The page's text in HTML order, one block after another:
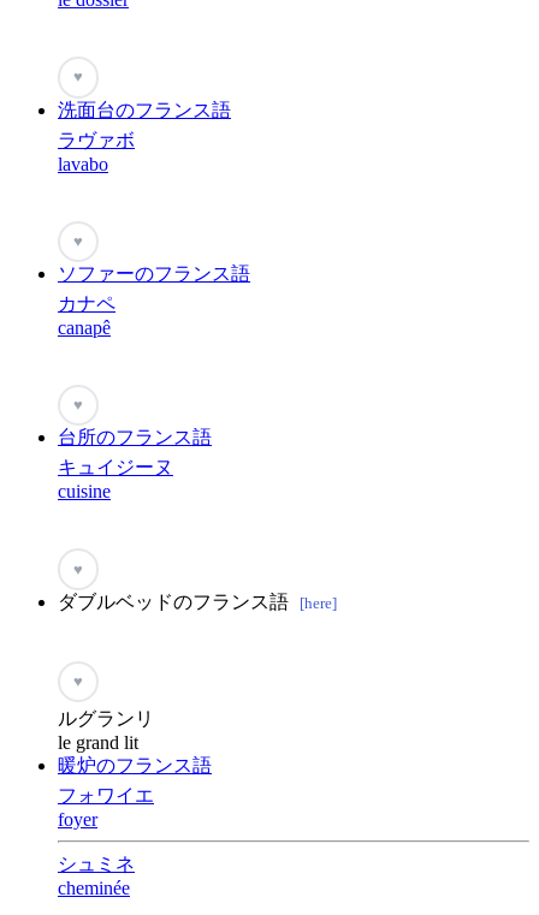
♥
洗面台のフランス語
ラヴァボ
lavabo
♥
ソファーのフランス語
カナペ
canapê
♥
台所のフランス語
キュイジーヌ
cuisine
♥
ダブルベッドのフランス語 [here]
♥
ルグランリ
le grand lit
暖炉のフランス語
フォワイエ
foyer
シュミネ
cheminée